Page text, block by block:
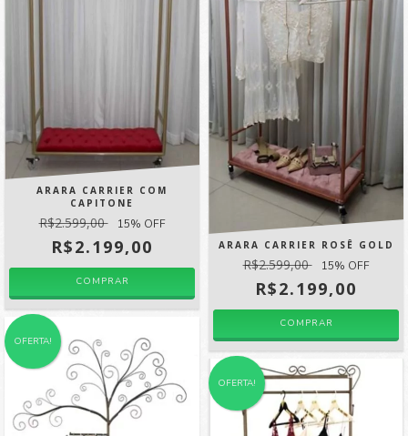
ARARA CARRIER COM
CAPITONE
R$2.599,00 15% OFF
R$2.199,00
COMPRAR
ARARA CARRIER ROSÊ GOLD
R$2.599,00 15% OFF
R$2.199,00
OFERTA!
OFERTA!